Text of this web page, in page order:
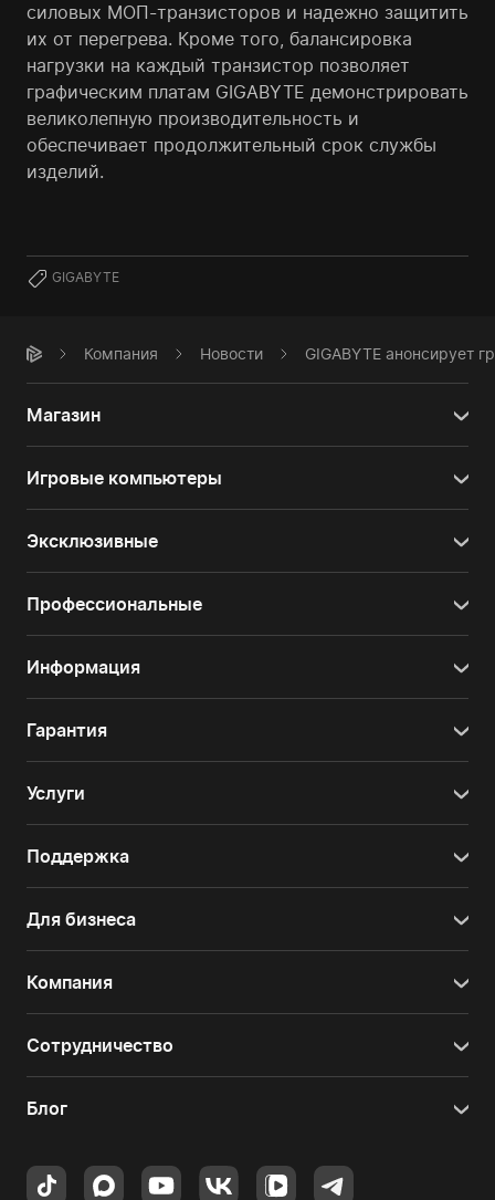
силовых МОП-транзисторов и надежно защитить
их от перегрева. Кроме того, балансировка
нагрузки на каждый транзистор позволяет
графическим платам GIGABYTE демонстрировать
великолепную производительность и
обеспечивает продолжительный срок службы
изделий.
GIGABYTE
Компания Новости GIGABYTE анонсирует
Магазин
Игровые компьютеры
Эксклюзивные
Профессиональные
Информация
Гарантия
Услуги
Поддержка
Для бизнеса
Компания
Сотрудничество
Блог